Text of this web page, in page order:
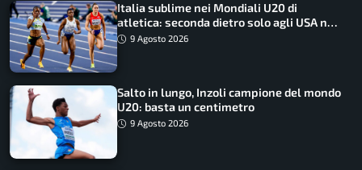
Italia sublime nei Mondiali U20 di
atletica: seconda dietro solo agli USA nel
medagliere
9 Agosto 2026
Salto in lungo, Inzoli campione del mondo
U20: basta un centimetro
9 Agosto 2026